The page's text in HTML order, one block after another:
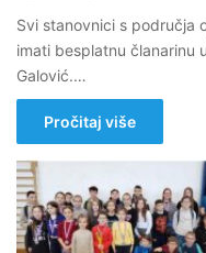
Svi stanovnici s područja
imati besplatnu članarinu
Galović.…
Pročitaj više